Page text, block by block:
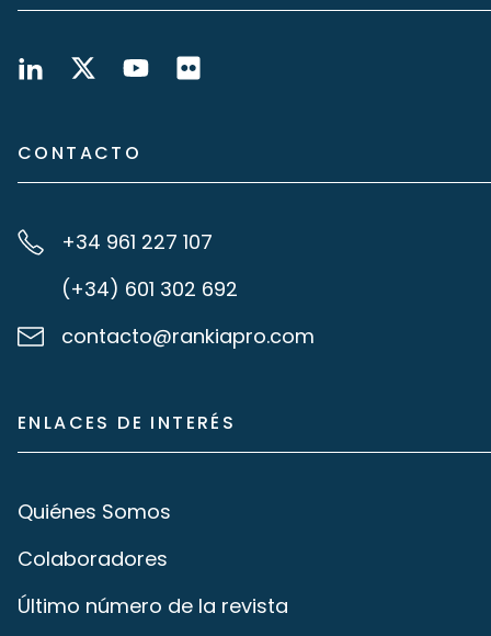
CONTACTO
+34 961 227 107
(+34) 601 302 692
contacto@rankiapro.com
ENLACES DE INTERÉS
Quiénes Somos
Colaboradores
Último número de la revista